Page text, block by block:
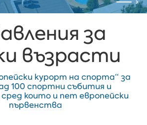
за
възрасти
курорт на спорта“ за
100 спортни събития и
които и пет европейски
първенства